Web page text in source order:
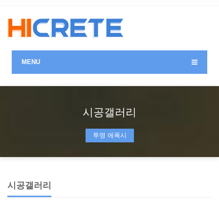
MENU
시공갤러리
투명 에폭시
시공갤러리